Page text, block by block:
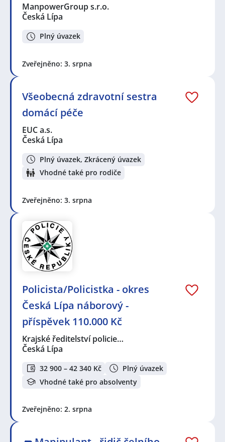
ManpowerGroup s.r.o.
Česká Lípa
Plný úvazek
Zveřejněno: 3. srpna
Všeobecná zdravotní sestra
domácí péče
EUC a.s.
Česká Lípa
Plný úvazek, Zkrácený úvazek
Vhodné také pro rodiče
Zveřejněno: 3. srpna
Policista/Policistka - okres
Česká Lípa náborový -
příspěvek 110.000 Kč
Krajské ředitelství policie…
Česká Lípa
32 900 – 42 340 Kč
Plný úvazek
Vhodné také pro absolventy
Zveřejněno: 2. srpna